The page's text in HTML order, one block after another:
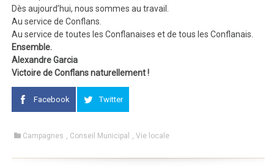
Dès aujourd’hui, nous sommes au travail.
Au service de Conflans.
Au service de toutes les Conflanaises et de tous les Conflanais.
Ensemble.
Alexandre Garcia
Victoire de Conflans naturellement !
Facebook Twitter
Campagnes , Conseil Municipal ,Vie locale